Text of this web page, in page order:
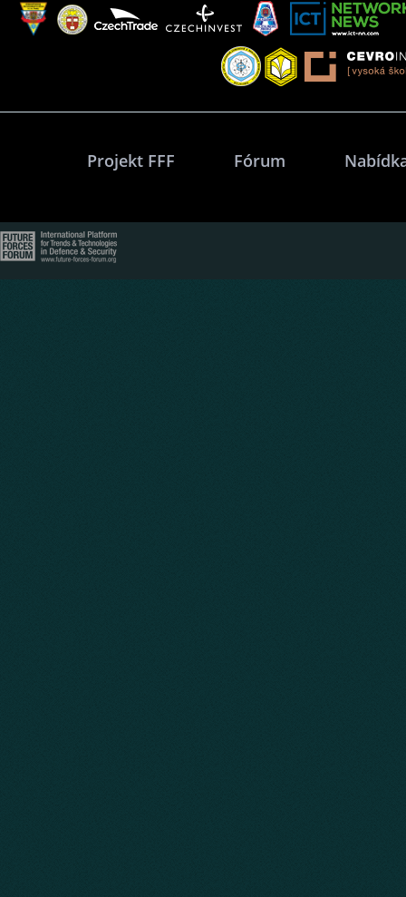
Projekt FFF Fórum